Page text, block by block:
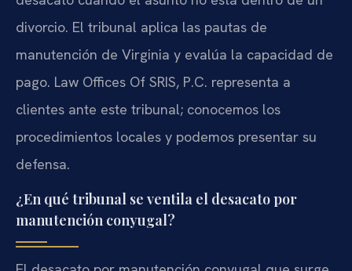
divorcio. El tribunal aplica las pautas de
manutención de Virginia y evalúa la capacidad de
pago. Law Offices Of SRIS, P.C. representa a
clientes ante este tribunal; conocemos los
procedimientos locales y podemos presentar su
defensa.
¿En qué tribunal se ventila el desacato por
manutención conyugal?